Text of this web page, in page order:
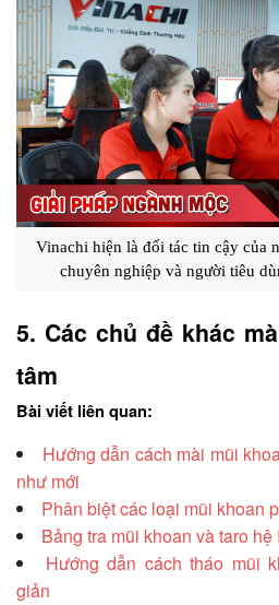
Vinachi hiện là đối tác tin cậy của
chuyên nghiệp và người tiêu
5. Các chủ đề khác
tâm
Bài viết liên quan:
Hướng dẫn cách mài mũi
như mới
Phân biệt các loại mũi khoan
Bảng tra mũi khoan và taro
Hướng dẫn cách tháo mũi
giản